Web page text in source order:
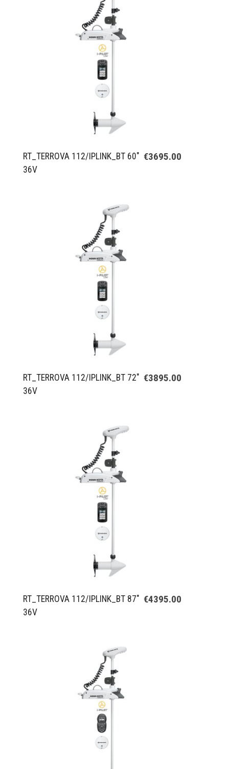
RT_TERROVA 112/IPLINK_BT 60"
36V
€3695.00
RT_TERROVA 112/IPLINK_BT 72"
36V
€3895.00
RT_TERROVA 112/IPLINK_BT 87"
36V
€4395.00